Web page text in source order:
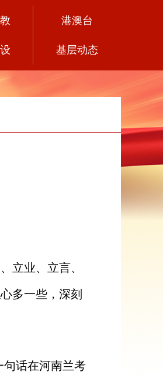
港澳台
基层动态
立业、立言、
多一些，深刻
句话在河南兰考